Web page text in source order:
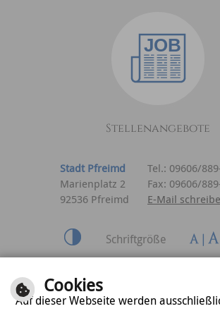
Stellenangebote
Stadt Pfreimd
Tel.: 09606/
Marienplatz 2
Fax: 09606/
92536 Pfreimd
E-Mail
Schriftgröße
Datenschutzerklärung
Cookies
Auf dieser Webseite werden